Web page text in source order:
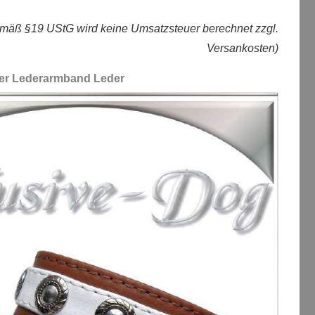
§19 UStG wird keine Umsatzsteuer berechnet zzgl.
Versankosten)
Lederarmband Leder